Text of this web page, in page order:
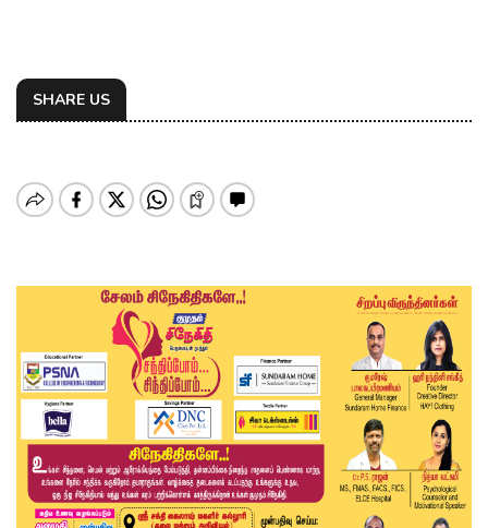
SHARE US